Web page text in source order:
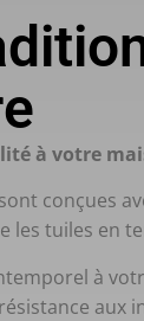
à votre
conçues
les tuiles en
à
aux